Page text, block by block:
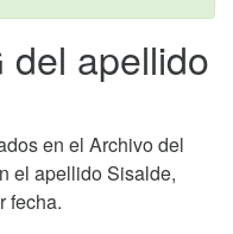
del apellido
en el Archivo del
el apellido Sisalde,
fecha.